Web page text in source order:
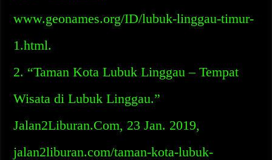
www.geonames.org/ID/lubuk-linggau-timur-
1.html.
2. “Taman Kota Lubuk Linggau – Tempat
Wisata di Lubuk Linggau.”
Jalan2Liburan.Com, 23 Jan. 2019,
jalan2liburan.com/taman-kota-lubuk-